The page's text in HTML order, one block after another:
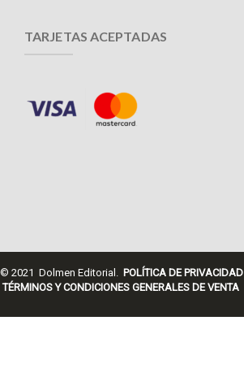
TARJETAS ACEPTADAS
© 2021 Dolmen Editorial. POLÍTICA DE PRIVACIDAD
TÉRMINOS Y CONDICIONES GENERALES DE VENTA